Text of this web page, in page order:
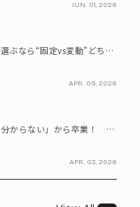
JUN. 01, 2026
これから住宅ローンを選ぶなら“固定vs変動”どちらが正解? 9割が利用したいと答えた「いま決めなくてもいい」ローンとは!?
APR. 09, 2026
「何が分からないか、分からない」から卒業！ SBIネオトレード証券で学ぶ、はじめての資産形成
APR. 03, 2026